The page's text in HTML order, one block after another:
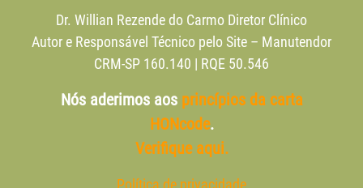
Dr. Willian Rezende do Carmo Diretor Clínico
Autor e Responsável Técnico pelo Site – Manutendor
CRM-SP 160.140 | RQE 50.546
Nós aderimos aos princípios da carta
HONcode.
Verifique aqui.
Política de privacidade